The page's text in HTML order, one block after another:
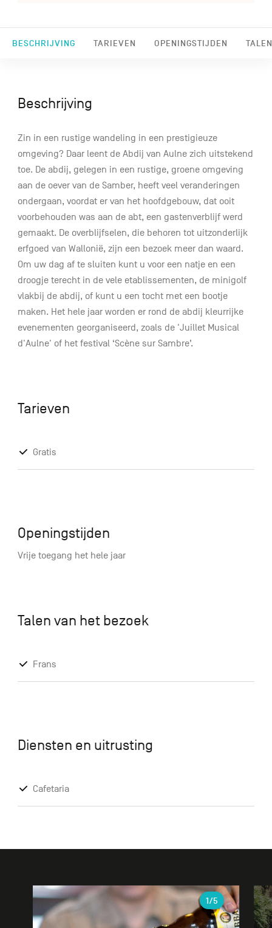
BESCHRIJVING TARIEVEN OPENINGSTIJDEN
Beschrijving
Zin in een rustige wandeling in een prestigieuze
omgeving? Daar leent de Abdij van Aulne zich uitstekend
toe. De abdij, gelegen in een rustige, groene omgeving
aan de oever van de Samber, heeft veel veranderingen
ondergaan, voordat er van het hoofdgebouw, dat ooit
voorbehouden was aan de abt, een gastenverblijf werd
gemaakt. De overblijfselen, die behoren tot uitzonderlijk
erfgoed van Wallonië, zijn een bezoek meer dan waard.
Om uw dag af te sluiten kunt u voor een natje en een
droogje terecht in de vele etablissementen, de minigolf
vlakbij de abdij, of kunt u een tocht met een bootje
maken. Het hele jaar worden er rond de abdij kleurrijke
evenementen georganiseerd, zoals de 'Juillet Musical
d'Aulne' of het festival ‘Scène sur Sambre’.
Tarieven
Gratis
Openingstijden
Vrije toegang het hele jaar
Talen van het bezoek
Frans
Diensten en uitrusting
Cafetaria
Galerie
1/5